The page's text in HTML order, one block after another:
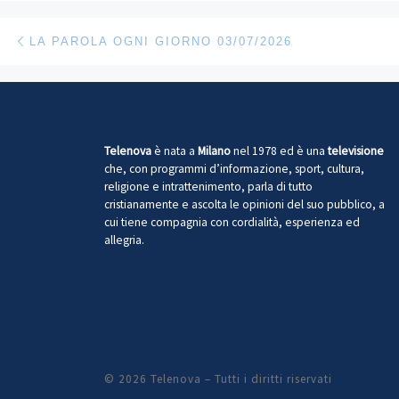
Navigazione articoli
LA PAROLA OGNI GIORNO 03/07/2026
Telenovaè nata a Milanonel 1978 ed è unatelevisione
che, con programmi d’informazione, sport, cultura,
religione e intrattenimento, parla di tutto
cristianamente e ascolta le opinioni del suo pubblico, a
cui tiene compagnia con cordialità, esperienza ed
allegria.
© 2026 Telenova – Tutti i diritti riservati